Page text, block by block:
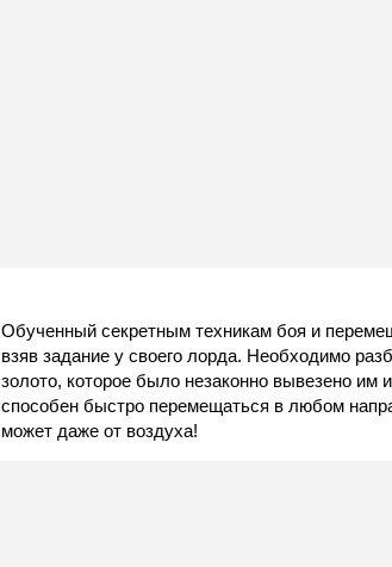
Обученный секретным техникам боя и
взяв задание у своего лорда. Необходимо
золото, которое было незаконно вывезено им
способен быстро перемещаться в любом
может даже от воздуха!